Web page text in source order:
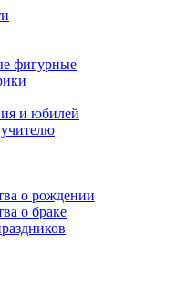
фигурные
и юбилей
о рождении
о браке